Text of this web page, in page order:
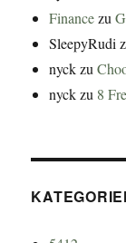
Financezu
SleepyRudi
nyckzu
nyckzu 8